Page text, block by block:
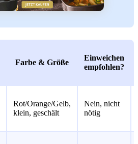
Farbe & Größe
Einweichen
empfohlen?
Rot/Orange/Gelb,
klein, geschält
Nein, nicht
nötig